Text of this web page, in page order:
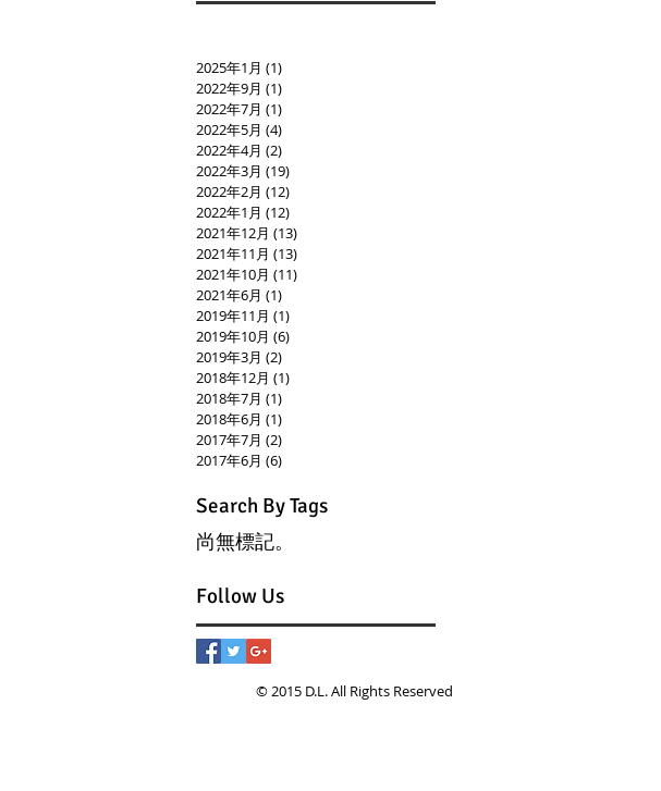
2025年1月 (1)
2022年9月 (1)
2022年7月 (1)
2022年5月 (4)
2022年4月 (2)
2022年3月 (19)
2022年2月 (12)
2022年1月 (12)
2021年12月 (13)
2021年11月 (13)
2021年10月 (11)
2021年6月 (1)
2019年11月 (1)
2019年10月 (6)
2019年3月 (2)
2018年12月 (1)
2018年7月 (1)
2018年6月 (1)
2017年7月 (2)
2017年6月 (6)
Search By Tags
尚無標記。
Follow Us
© 2015 D.L. All Rights Reserved